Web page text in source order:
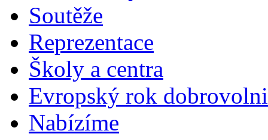
Soutěže
Reprezentace
Školy a centra
Evropský rok
Nabízíme